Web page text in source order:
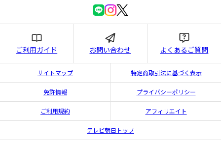
ご利用ガイド お問い合わせ よくあるご質問
サイトマップ 特定商取引法に基づく表示
免許情報 プライバシーポリシー
ご利用規約 アフィリエイト
テレビ朝日トップ